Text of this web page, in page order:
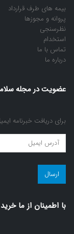
بیمه های طرف قرارداد
پروانه و مجوزها
نظرسنجی
استخدام
تماس با ما
درباره ما
عضویت در مجله
برای دریافت خبرنامه
عضویت
در
مجله
سلامت!
با اطمينان از ما